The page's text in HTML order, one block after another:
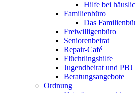
Hilfe bei
Familienbüro
Das
Freiwilligenbüro
Seniorenbeirat
Repair-Café
Flüchtlingshilfe
Jugendbeirat und PBJ
Beratungsangebote
Ordnung